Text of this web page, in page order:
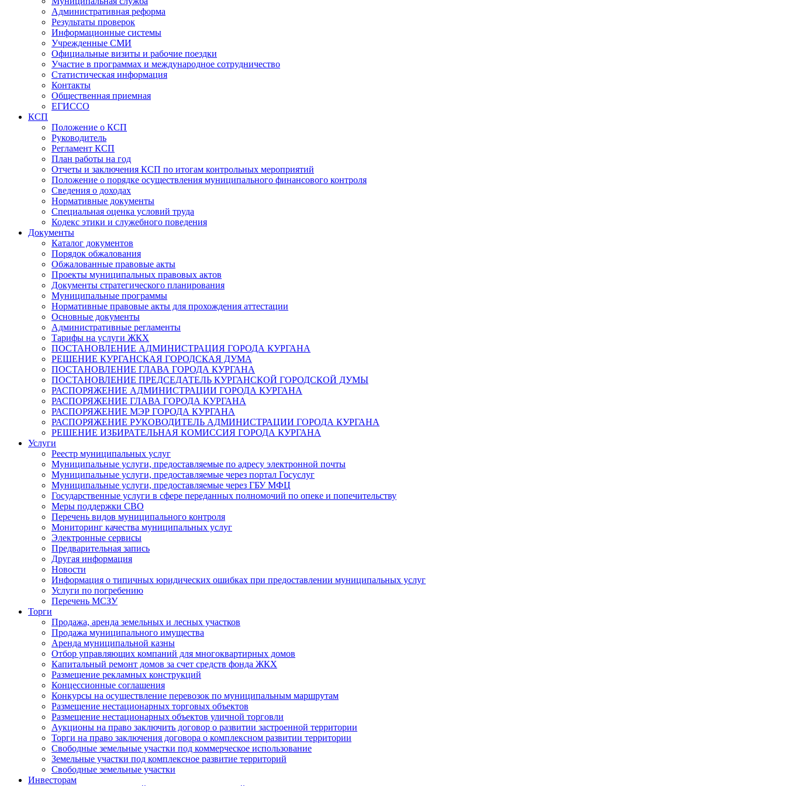
Административная реформа
Результаты проверок
Информационные системы
Учрежденные СМИ
Официальные визиты и рабочие поездки
Участие в программах и международное сотрудничество
Статистическая информация
Контакты
Общественная приемная
ЕГИССО
КСП
Положение о КСП
Руководитель
Регламент КСП
План работы на год
Отчеты и заключения КСП по итогам контрольных мероприятий
Положение о порядке осуществления муниципального финансового контроля
Сведения о доходах
Нормативные документы
Специальная оценка условий труда
Кодекс этики и служебного поведения
Документы
Каталог документов
Порядок обжалования
Обжалованные правовые акты
Проекты муниципальных правовых актов
Документы стратегического планирования
Муниципальные программы
Нормативные правовые акты для прохождения аттестации
Основные документы
Административные регламенты
Тарифы на услуги ЖКХ
ПОСТАНОВЛЕНИЕ АДМИНИСТРАЦИЯ ГОРОДА КУРГАНА
РЕШЕНИЕ КУРГАНСКАЯ ГОРОДСКАЯ ДУМА
ПОСТАНОВЛЕНИЕ ГЛАВА ГОРОДА КУРГАНА
ПОСТАНОВЛЕНИЕ ПРЕДСЕДАТЕЛЬ КУРГАНСКОЙ ГОРОДСКОЙ ДУМЫ
РАСПОРЯЖЕНИЕ АДМИНИСТРАЦИИ ГОРОДА КУРГАНА
РАСПОРЯЖЕНИЕ ГЛАВА ГОРОДА КУРГАНА
РАСПОРЯЖЕНИЕ МЭР ГОРОДА КУРГАНА
РАСПОРЯЖЕНИЕ РУКОВОДИТЕЛЬ АДМИНИСТРАЦИИ ГОРОДА КУРГАНА
РЕШЕНИЕ ИЗБИРАТЕЛЬНАЯ КОМИССИЯ ГОРОДА КУРГАНА
Услуги
Реестр муниципальных услуг
Муниципальные услуги, предоставляемые по адресу электронной почты
Муниципальные услуги, предоставляемые через портал Госуслуг
Муниципальные услуги, предоставляемые через ГБУ МФЦ
Государственные услуги в сфере переданных полномочий по опеке и попечительству
Меры поддержки СВО
Перечень видов муниципального контроля
Мониторинг качества муниципальных услуг
Электронные сервисы
Предварительная запись
Другая информация
Новости
Информация о типичных юридических ошибках при предоставлении муниципальных услуг
Услуги по погребению
Перечень МСЗУ
Торги
Продажа, аренда земельных и лесных участков
Продажа муниципального имущества
Аренда муниципальной казны
Отбор управляющих компаний для многоквартирных домов
Капитальный ремонт домов за счет средств фонда ЖКХ
Размещение рекламных конструкций
Концессионные соглашения
Конкурсы на осуществление перевозок по муниципальным маршрутам
Размещение нестационарных торговых объектов
Размещение нестационарных объектов уличной торговли
Аукционы на право заключить договор о развитии застроенной территории
Торги на право заключения договора о комплексном развитии территории
Свободные земельные участки под коммерческое использование
Земельные участки под комплексное развитие территорий
Свободные земельные участки
Инвесторам